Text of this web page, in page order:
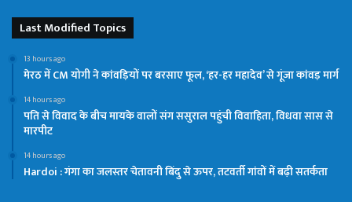
Last Modified Topics
13 hours ago
मेरठ में CM योगी ने कांवड़ियों पर बरसाए फूल, ‘हर-हर महादेव’ से गूंजा कांवड़ मार्ग
14 hours ago
पति से विवाद के बीच मायके वालों संग ससुराल पहुंची विवाहिता, विधवा सास से
मारपीट
14 hours ago
Hardoi : गंगा का जलस्तर चेतावनी बिंदु से ऊपर, तटवर्ती गांवों में बढ़ी सतर्कता